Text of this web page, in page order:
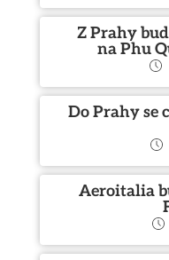
Z Prahy
na Phu
Do Prahy se
Aeroitalia